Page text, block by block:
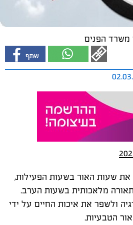
משרד הפנים
את שעות האור בשעות הפעילות,
מלאכותית בשעות הערב.
ולשפר את איכות החיים על ידי
הטבעיות.